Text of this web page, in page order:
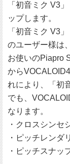
「初音ミク V3
ップします。
「初音ミク V3
のユーザー様は
お使いのPiapro
から
れにより、「初
でも、
なります。
・クロスシンセ
・ピッチレンダ
・ピッチスナッ